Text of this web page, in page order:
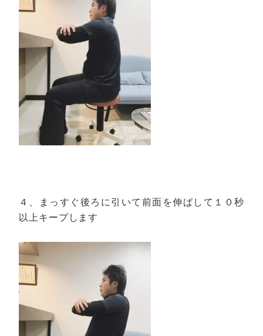
４、まっすぐ後ろに引いて前面を伸ばして１０秒
以上キープします